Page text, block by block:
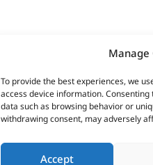
Manage
To provide the best experiences, we
access device information.
data such as browsing behavior or
withdrawing consent, may adversely
Accept